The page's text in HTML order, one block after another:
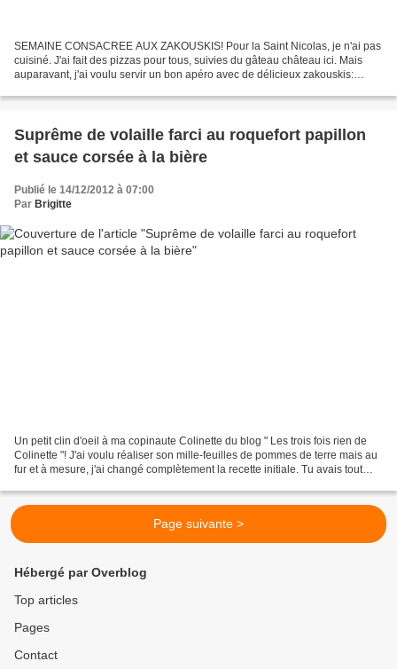
SEMAINE CONSACREE AUX ZAKOUSKIS! Pour la Saint Nicolas, je n'ai pas
cuisiné. J'ai fait des pizzas pour tous, suivies du gâteau château ici. Mais
auparavant, j'ai voulu servir un bon apéro avec de délicieux zakouskis:
Suprême de volaille farci au roquefort papillon
et sauce corsée à la bière
Publié le 14/12/2012 à 07:00
Par Brigitte
Un petit clin d'oeil à ma copinaute Colinette du blog " Les trois fois rien de
Colinette "! J'ai voulu réaliser son mille-feuilles de pommes de terre mais au
fur et à mesure, j'ai changé complètement la recette initiale. Tu avais tout
Page suivante >
Hébergé par Overblog
Top articles
Pages
Contact